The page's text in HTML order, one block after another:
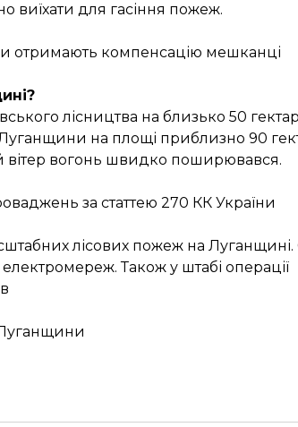
виїхати для гасіння пожеж.
отримають компенсацію мешканці
лісництва на близько 50
на площі приблизно 90
вітер вогонь швидко поширювався.
за статтею 270 КК України
лісових пожеж на
Також у штабі операції